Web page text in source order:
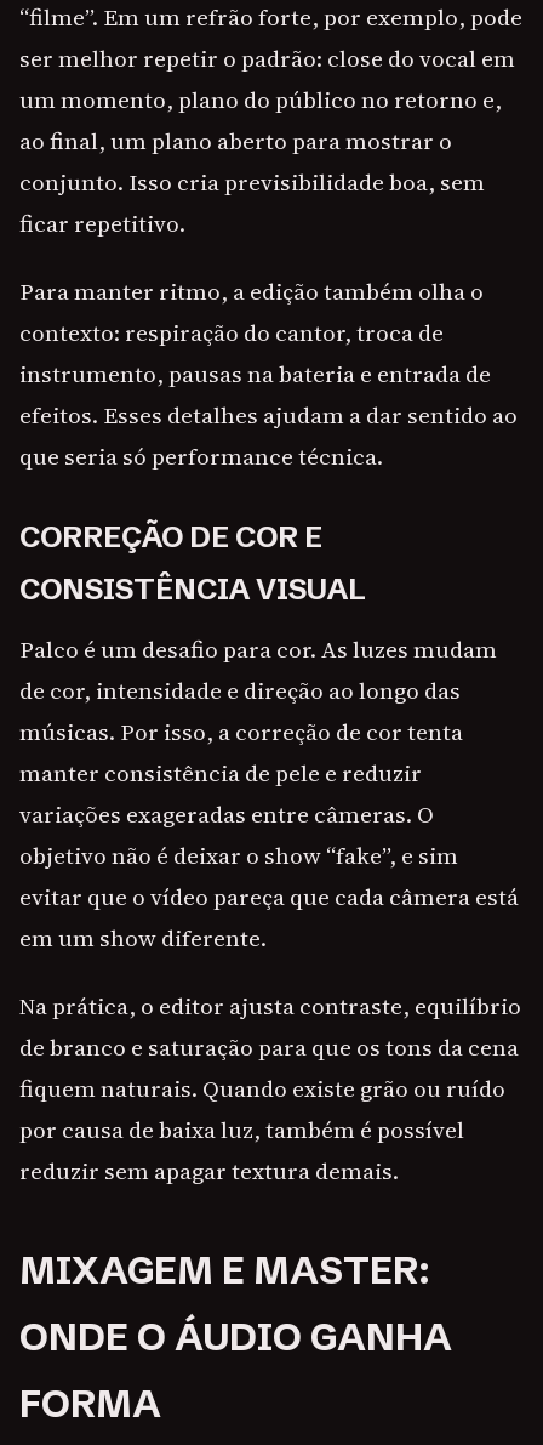
“filme”. Em um refrão forte, por exemplo, pode
ser melhor repetir o padrão: close do vocal em
um momento, plano do público no retorno e,
ao final, um plano aberto para mostrar o
conjunto. Isso cria previsibilidade boa, sem
ficar repetitivo.
Para manter ritmo, a edição também olha o
contexto: respiração do cantor, troca de
instrumento, pausas na bateria e entrada de
efeitos. Esses detalhes ajudam a dar sentido ao
que seria só performance técnica.
CORREÇÃO DE COR E
CONSISTÊNCIA VISUAL
Palco é um desafio para cor. As luzes mudam
de cor, intensidade e direção ao longo das
músicas. Por isso, a correção de cor tenta
manter consistência de pele e reduzir
variações exageradas entre câmeras. O
objetivo não é deixar o show “fake”, e sim
evitar que o vídeo pareça que cada câmera está
em um show diferente.
Na prática, o editor ajusta contraste, equilíbrio
de branco e saturação para que os tons da cena
fiquem naturais. Quando existe grão ou ruído
por causa de baixa luz, também é possível
reduzir sem apagar textura demais.
MIXAGEM E MASTER:
ONDE O ÁUDIO GANHA
FORMA